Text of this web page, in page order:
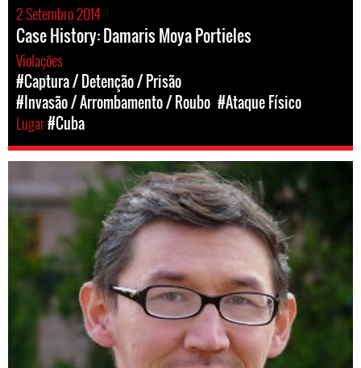
2 Setembro 2014
Case History: Damaris Moya Portieles
Violações
#Captura / Detenção / Prisão
#Invasão / Arrombamento / Roubo #Ataque Físico
Lugar#Cuba